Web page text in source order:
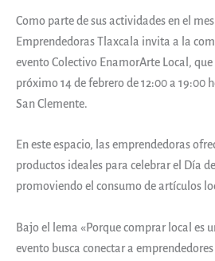
Como parte de sus actividades en el
Emprendedoras Tlaxcala invita a la
evento Colectivo EnamorArte Local, que
próximo 14 de febrero de 12:00 a 19:00
San Clemente.
En este espacio, las emprendedoras
productos ideales para celebrar el Día
promoviendo el consumo de artículos
Bajo el lema «Porque comprar local es
evento busca conectar a